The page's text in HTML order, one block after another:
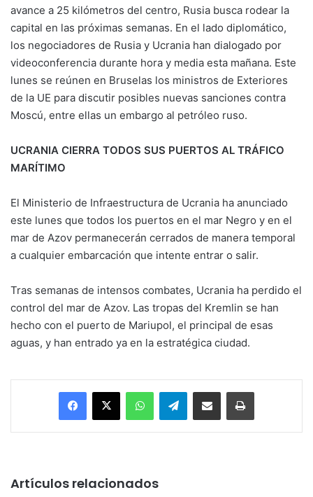
avance a 25 kilómetros del centro, Rusia busca rodear la
capital en las próximas semanas. En el lado diplomático,
los negociadores de Rusia y Ucrania han dialogado por
videoconferencia durante hora y media esta mañana. Este
lunes se reúnen en Bruselas los ministros de Exteriores
de la UE para discutir posibles nuevas sanciones contra
Moscú, entre ellas un embargo al petróleo ruso.
UCRANIA CIERRA TODOS SUS PUERTOS AL TRÁFICO
MARÍTIMO
El Ministerio de Infraestructura de Ucrania ha anunciado
este lunes que todos los puertos en el mar Negro y en el
mar de Azov permanecerán cerrados de manera temporal
a cualquier embarcación que intente entrar o salir.
Tras semanas de intensos combates, Ucrania ha perdido el
control del mar de Azov. Las tropas del Kremlin se han
hecho con el puerto de Mariupol, el principal de esas
aguas, y han entrado ya en la estratégica ciudad.
Facebook
X WhatsAppTelegramEnviar vía email Imprimir
Artículos relacionados